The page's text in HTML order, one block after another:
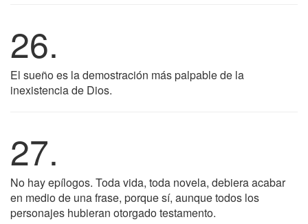
26.
El sueño es la demostración más palpable de la
inexistencia de Dios.
27.
No hay epílogos. Toda vida, toda novela, debiera acabar
en medio de una frase, porque sí, aunque todos los
personajes hubieran otorgado testamento.